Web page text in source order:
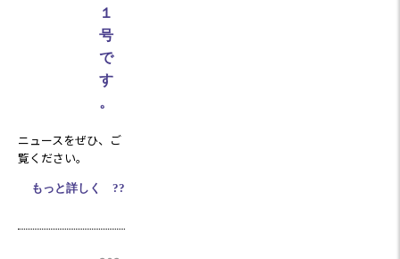
１
号
で
す
。
ニュースをぜひ、ご
覧ください。
もっと詳しく ??